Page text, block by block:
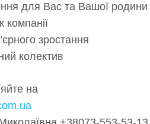
для Вас та Вашої родини
компанії
зростання
колектив
на